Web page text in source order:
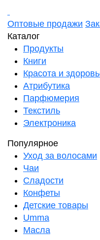
Оптовые продажи
Каталог
Продукты
Книги
Красота и
Атрибутика
Парфюмерия
Текстиль
Электроника
Популярное
Уход за волосами
Чаи
Сладости
Конфеты
Детские товары
Umma
Масла